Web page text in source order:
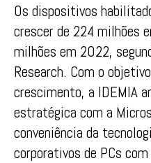
Os dispositivos
crescer de 224 milhões
milhões em 2022,
Research. Com o
crescimento, a IDEMIA
estratégica com a
conveniência da
corporativos de PCs